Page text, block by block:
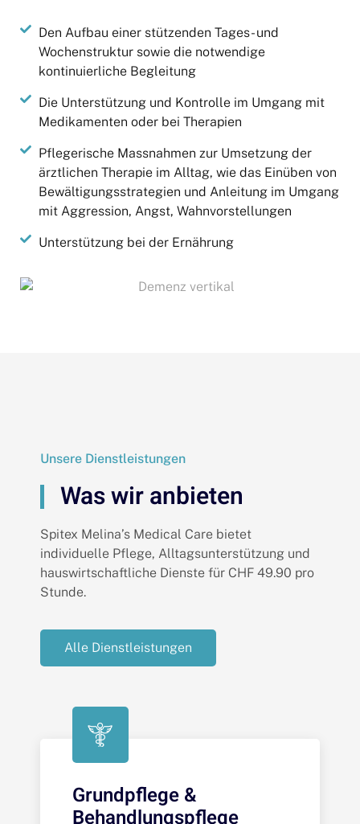
Den Aufbau einer stützenden Tages- und
Wochenstruktur sowie die notwendige
kontinuierliche Begleitung
Die Unterstützung und Kontrolle im Umgang mit
Medikamenten oder bei Therapien
Pflegerische Massnahmen zur Umsetzung der
ärztlichen Therapie im Alltag, wie das Einüben von
Bewältigungsstrategien und Anleitung im Umgang
mit Aggression, Angst, Wahnvorstellungen
Unterstützung bei der Ernährung
Unsere Dienstleistungen
Was wir anbieten
Spitex Melina’s Medical Care bietet
individuelle Pflege, Alltagsunterstützung und
hauswirtschaftliche Dienste für CHF 49.90 pro
Stunde.
Alle Dienstleistungen
Grundpflege &
Behandlungspflege